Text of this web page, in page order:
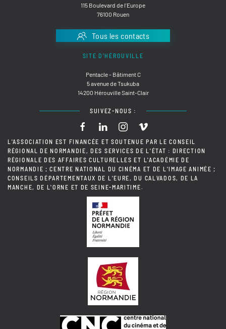
115 Boulevard de l'Europe
76100 Rouen
Tous les contacts
SITE D'HÉROUVILLE
Pentacle - Bâtiment C
5 avenue de Tsukuba
14200 Hérouville Saint-Clair
SUIVEZ-NOUS :
L'ASSOCIATION EST FINANCÉE ET SOUTENUE PAR LE CONSEIL
RÉGIONAL DE NORMANDIE, DES SERVICES DE L'ÉTAT : DIRECTION
RÉGIONALE DES AFFAIRES CULTURELLES ET L'ACADÉMIE DE
NORMANDIE ; CENTRE NATIONAL DU CINÉMA ET DE L'IMAGE ANIMÉE ;
CONSEILS DÉPARTEMENTAUX DE L'EURE, DU CALVADOS, DE LA
MANCHE, DE L'ORNE ET DE SEINE-MARITIME.